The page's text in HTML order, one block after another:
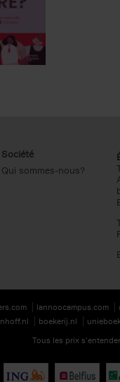
Société
Qui sommes-nous?
lannoocampus.com
boekerij.nl
Tous les prix